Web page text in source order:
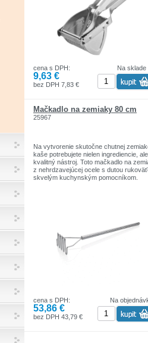
Na sklade
cena s DPH:
9,63 €
bez DPH 7,83 €
Mačkadlo na zemiaky 80 cm
25967
Na vytvorenie skutočne chutnej
kaše potrebujete nielen ingrediencie,
kvalitný nástroj. Toto mačkadlo na
z nehrdzavejúcej ocele s dutou
skvelým kuchynským pomocníkom.
Na
cena s DPH:
53,86 €
bez DPH 43,79 €